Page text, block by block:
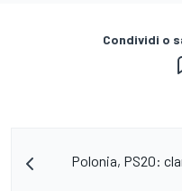
Condividi o
Polonia, PS20: